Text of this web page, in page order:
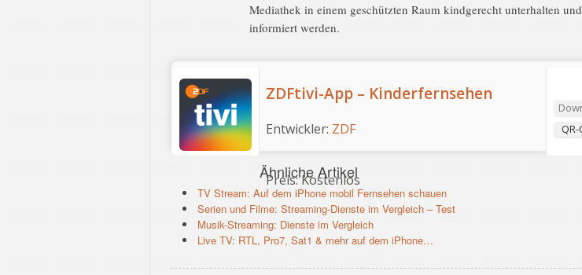
Mediathek in einem geschützten Raum kindgerecht unterhalten und
informiert werden.
‎ZDFtivi-App – Kinderfernsehen
Entwickler: ZDF
Preis:Kostenlos
Ähnliche Artikel
TV Stream: Auf dem iPhone mobil Fernsehen schauen
Serien und Filme: Streaming-Dienste im Vergleich – Test
Musik-Streaming: Dienste im Vergleich
Live TV: RTL, Pro7, Sat1 & mehr auf dem iPhone…